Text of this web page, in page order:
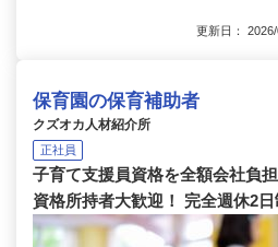
更新日：
保育園の保育補助者
クズオカ人材紹介所
正社員
子育て支援員資格を全額会社負
資格所持者大歓迎！ 完全週休2日